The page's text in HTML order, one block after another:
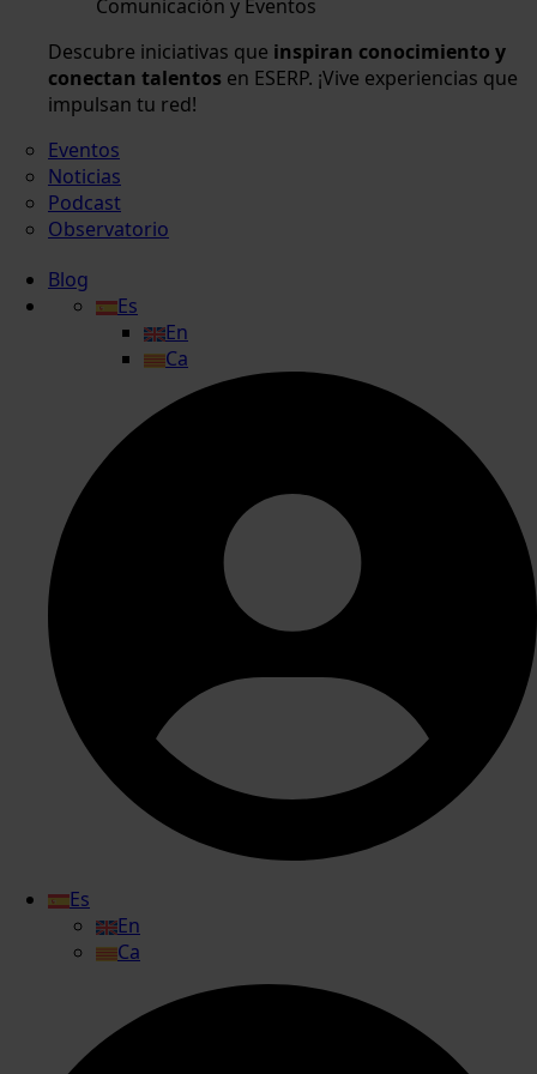
Comunicación y Eventos
Descubre iniciativas que inspiran conocimiento y
conectan talentos en ESERP. ¡Vive experiencias que
impulsan tu red!
Eventos
Noticias
Podcast
Observatorio
Blog
Es
En
Ca
Es
En
Ca